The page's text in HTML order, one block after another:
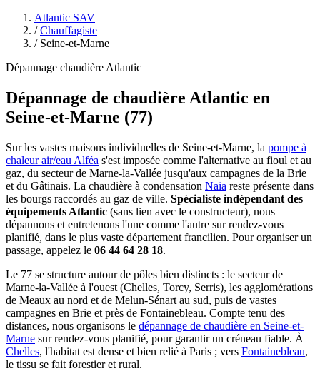
Atlantic SAV
/ Chauffagiste
/ Seine-et-Marne
Dépannage chaudière Atlantic
Dépannage de chaudière Atlantic en
Seine-et-Marne (77)
Sur les vastes maisons individuelles de Seine-et-Marne, la pompe à
chaleur air/eau Alféa s'est imposée comme l'alternative au fioul et au
gaz, du secteur de Marne-la-Vallée jusqu'aux campagnes de la Brie
et du Gâtinais. La chaudière à condensation Naia reste présente dans
les bourgs raccordés au gaz de ville. Spécialiste indépendant des
équipements Atlantic (sans lien avec le constructeur), nous
dépannons et entretenons l'une comme l'autre sur rendez-vous
planifié, dans le plus vaste département francilien. Pour organiser un
passage, appelez le 06 44 64 28 18.
Le 77 se structure autour de pôles bien distincts : le secteur de
Marne-la-Vallée à l'ouest (Chelles, Torcy, Serris), les agglomérations
de Meaux au nord et de Melun-Sénart au sud, puis de vastes
campagnes en Brie et près de Fontainebleau. Compte tenu des
distances, nous organisons le dépannage de chaudière en Seine-et-
Marne sur rendez-vous planifié, pour garantir un créneau fiable. À
Chelles, l'habitat est dense et bien relié à Paris ; vers Fontainebleau,
le tissu se fait forestier et rural.